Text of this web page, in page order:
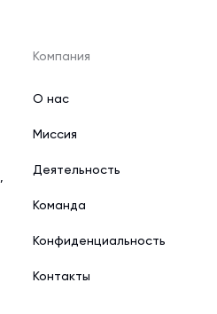
Компания
О нас
Миссия
Деятельность
Команда
Конфиденциальность
Контакты